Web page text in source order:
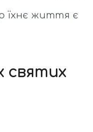
їхнє життя є
святих